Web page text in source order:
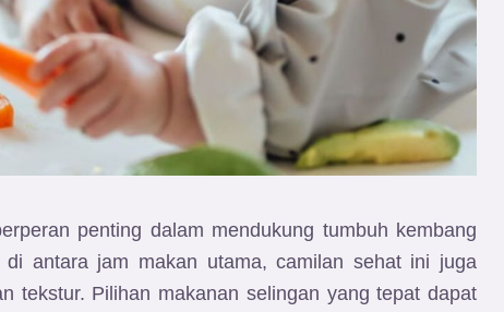
penting dalam mendukung tumbuh kembang
antara jam makan utama, camilan sehat ini juga
tekstur. Pilihan makanan selingan yang tepat dapat